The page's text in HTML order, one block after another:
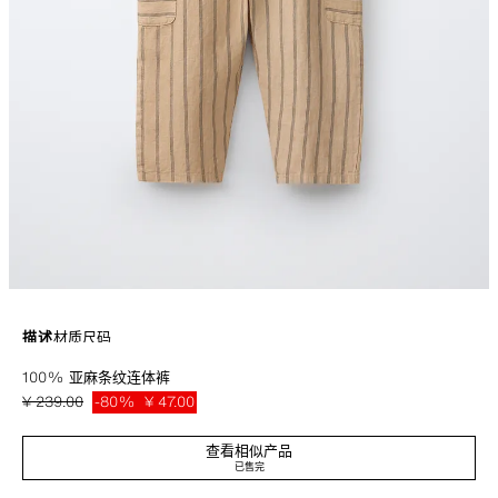
描述材质尺码
无袖圆领长款连体裤。正面纽扣开合。侧面饰有胸口袋。条纹印花。100%
亚麻面料。
1610/814/712
100% 亚麻条纹连体裤
¥ 239.00 -80% ¥ 47.00
查看相似产品
已售完
¥